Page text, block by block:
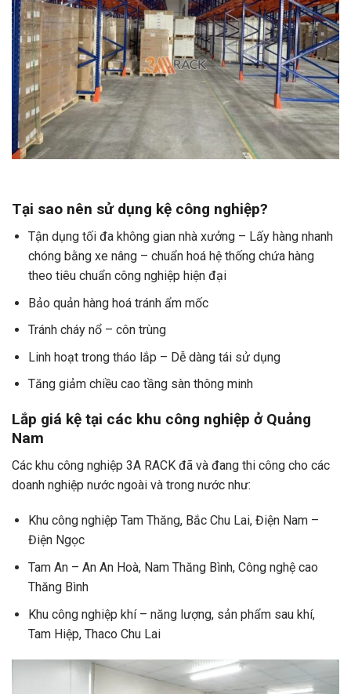
Tại sao nên sử dụng kệ công nghiệp?
Tận dụng tối đa không gian nhà xưởng – Lấy hàng nhanh
chóng bằng xe nâng – chuẩn hoá hệ thống chứa hàng
theo tiêu chuẩn công nghiệp hiện đại
Bảo quản hàng hoá tránh ẩm mốc
Tránh cháy nổ – côn trùng
Linh hoạt trong tháo lắp – Dễ dàng tái sử dụng
Tăng giảm chiều cao tầng sàn thông minh
Lắp giá kệ tại các khu công nghiệp ở Quảng
Nam
Các khu công nghiệp 3A RACK đã và đang thi công cho các
doanh nghiệp nước ngoài và trong nước như:
Khu công nghiệp Tam Thăng, Bắc Chu Lai, Điện Nam –
Điện Ngọc
Tam An – An An Hoà, Nam Thăng Bình, Công nghệ cao
Thăng Bình
Khu công nghiệp khí – năng lượng, sản phẩm sau khí,
Tam Hiệp, Thaco Chu Lai